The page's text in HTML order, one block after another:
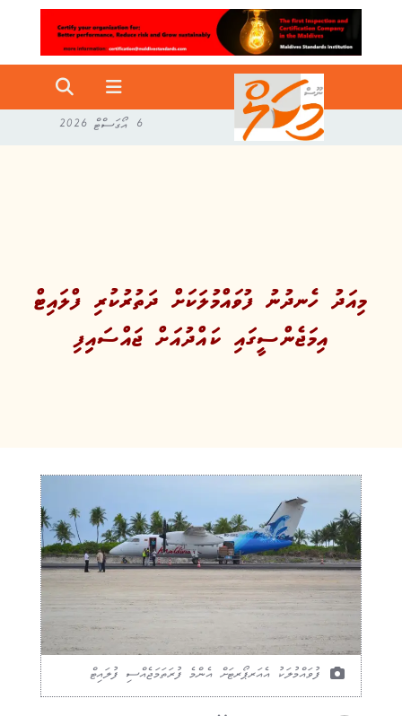
6 އޯގަސްޓް 2026
މިއަދު ހެނދުނު ފުވައްމުލަކަށް ދަތުރުކުރި ފްލައިޓް
އިމަޖެންސީގައި ކައްދުއަށް ޖައްސައިިފި
ފުވައްމުލަކު އެއަރޕޯރޓަށް އެންމެ ފުރަތަމަޖެއްސި ފުލައިޓް